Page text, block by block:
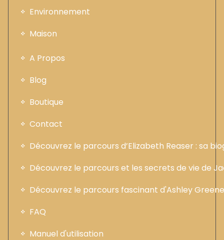
Environnement
Maison
A Propos
Blog
Boutique
Contact
Découvrez le parcours d’Elizabeth Reaser : sa
Découvrez le parcours et les secrets de vie de
Découvrez le parcours fascinant d'Ashley
FAQ
Manuel d'utilisation